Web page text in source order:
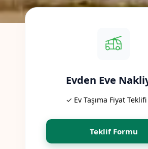
Evden Eve
✓ Ev Taşıma Fiyat
Teklif Formu